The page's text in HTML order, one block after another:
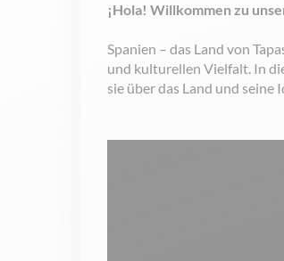
¡Hola! Willkommen zu
Spanien – das Land von
und kulturellen Vielfalt. In
sie über das Land und